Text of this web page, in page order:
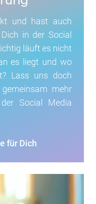
und hast auch
in der Social
läuft es nicht
es liegt und wo
Lass uns doch
mehr
Social Media
für Dich